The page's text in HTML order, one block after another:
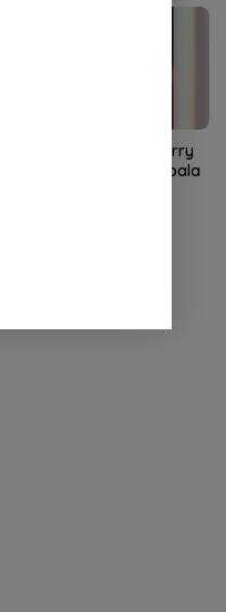
Mirwan Tunjuk Denny Herry
Safputra sebagai Plt Kepala